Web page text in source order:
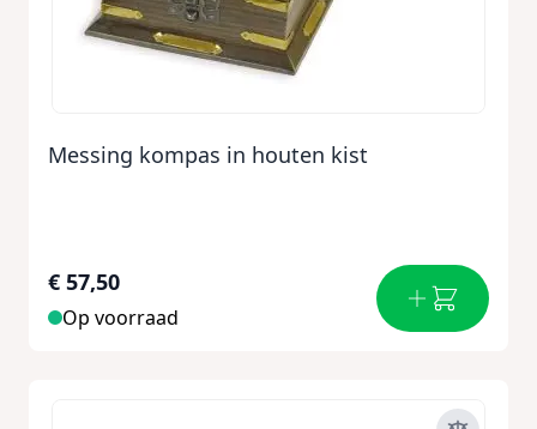
Messing kompas in houten kist
€ 57,50
Op voorraad